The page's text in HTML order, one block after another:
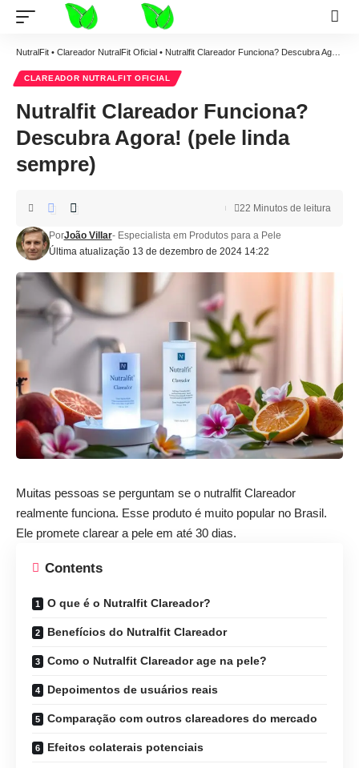
NutralFit • Clareador NutralFit Oficial • Nutralfit Clareador Funciona? Descubra Agora! (pele linda sempre)
CLAREADOR NUTRALFIT OFICIAL
Nutralfit Clareador Funciona?
Descubra Agora! (pele linda
sempre)
Última atualização 13 de dezembro de 2024 14:22
PorJoão Villar- Especialista em Produtos para a Pele
22 Minutos de leitura
Muitas pessoas se perguntam se o nutralfit Clareador
realmente funciona. Esse produto é muito popular no Brasil.
Ele promete clarear a pele em até 30 dias.
Contents
O que é o Nutralfit Clareador?
Benefícios do Nutralfit Clareador
Como o Nutralfit Clareador age na pele?
Depoimentos de usuários reais
Comparação com outros clareadores do mercado
Efeitos colaterais potenciais